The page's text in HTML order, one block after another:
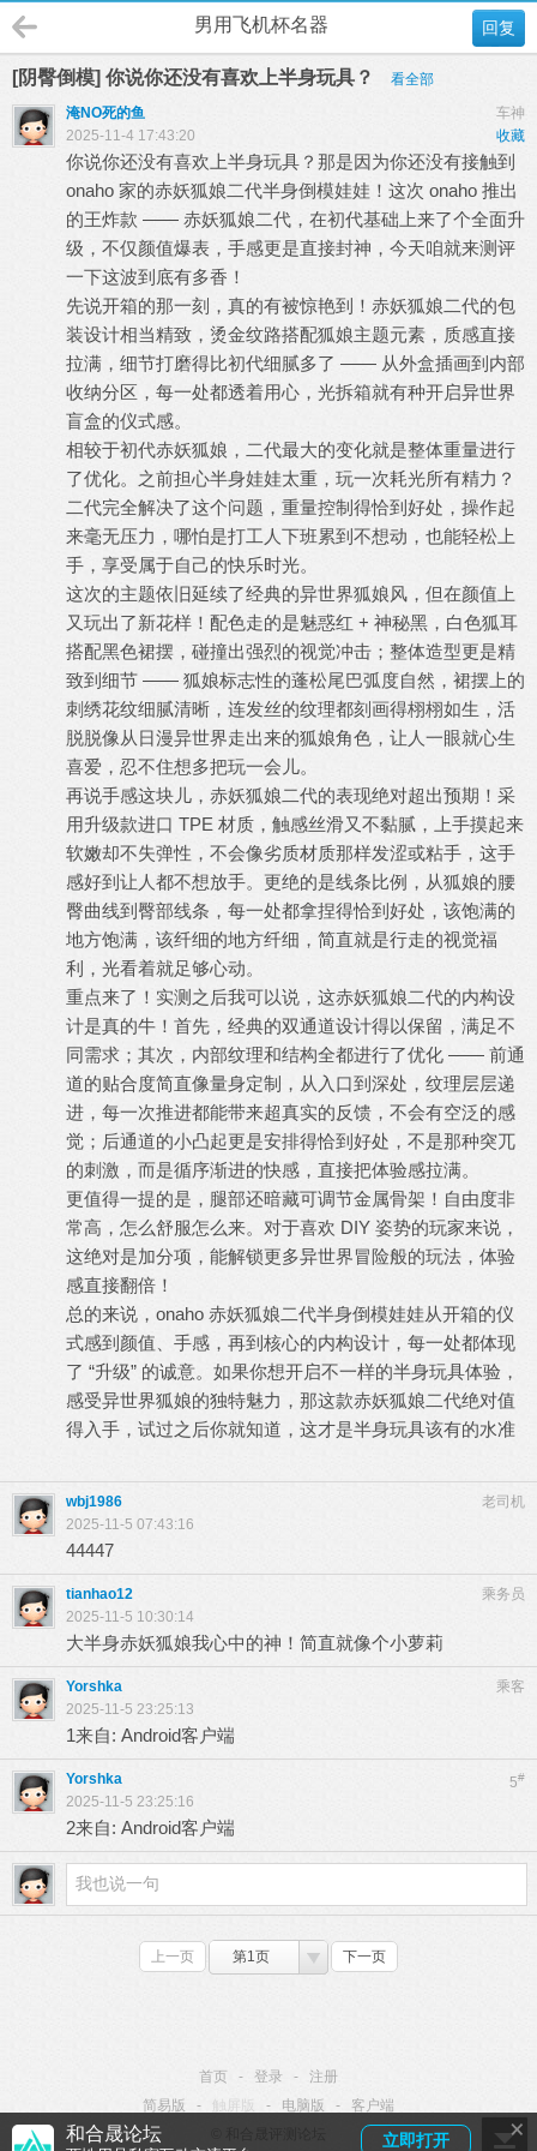
和合晟论坛 立即打开 ×
回复
男用飞机杯名器
[阴臀倒模] 你说你还没有喜欢上半身玩具？
看全部
车神
淹NO死的鱼
收藏
2025-11-4 17:43:20
你说你还没有喜欢上半身玩具？那是因为你还没有接触到
onaho 家的赤妖狐娘二代半身倒模娃娃！这次 onaho 推出
的王炸款 —— 赤妖狐娘二代，在初代基础上来了个全面升
级，不仅颜值爆表，手感更是直接封神，今天咱就来测评
一下这波到底有多香！
先说开箱的那一刻，真的有被惊艳到！赤妖狐娘二代的包
装设计相当精致，烫金纹路搭配狐娘主题元素，质感直接
拉满，细节打磨得比初代细腻多了 —— 从外盒插画到内部
收纳分区，每一处都透着用心，光拆箱就有种开启异世界
盲盒的仪式感。
相较于初代赤妖狐娘，二代最大的变化就是整体重量进行
了优化。之前担心半身娃娃太重，玩一次耗光所有精力？
二代完全解决了这个问题，重量控制得恰到好处，操作起
来毫无压力，哪怕是打工人下班累到不想动，也能轻松上
手，享受属于自己的快乐时光。
这次的主题依旧延续了经典的异世界狐娘风，但在颜值上
又玩出了新花样！配色走的是魅惑红 + 神秘黑，白色狐耳
搭配黑色裙摆，碰撞出强烈的视觉冲击；整体造型更是精
致到细节 —— 狐娘标志性的蓬松尾巴弧度自然，裙摆上的
刺绣花纹细腻清晰，连发丝的纹理都刻画得栩栩如生，活
脱脱像从日漫异世界走出来的狐娘角色，让人一眼就心生
喜爱，忍不住想多把玩一会儿。
再说手感这块儿，赤妖狐娘二代的表现绝对超出预期！采
用升级款进口 TPE 材质，触感丝滑又不黏腻，上手摸起来
软嫩却不失弹性，不会像劣质材质那样发涩或粘手，这手
感好到让人都不想放手。更绝的是线条比例，从狐娘的腰
臀曲线到臀部线条，每一处都拿捏得恰到好处，该饱满的
地方饱满，该纤细的地方纤细，简直就是行走的视觉福
利，光看着就足够心动。
重点来了！实测之后我可以说，这赤妖狐娘二代的内构设
计是真的牛！首先，经典的双通道设计得以保留，满足不
同需求；其次，内部纹理和结构全都进行了优化 —— 前通
道的贴合度简直像量身定制，从入口到深处，纹理层层递
进，每一次推进都能带来超真实的反馈，不会有空泛的感
觉；后通道的小凸起更是安排得恰到好处，不是那种突兀
的刺激，而是循序渐进的快感，直接把体验感拉满。
更值得一提的是，腿部还暗藏可调节金属骨架！自由度非
常高，怎么舒服怎么来。对于喜欢 DIY 姿势的玩家来说，
这绝对是加分项，能解锁更多异世界冒险般的玩法，体验
感直接翻倍！
总的来说，onaho 赤妖狐娘二代半身倒模娃娃从开箱的仪
式感到颜值、手感，再到核心的内构设计，每一处都体现
了 “升级” 的诚意。如果你想开启不一样的半身玩具体验，
感受异世界狐娘的独特魅力，那这款赤妖狐娘二代绝对值
得入手，试过之后你就知道，这才是半身玩具该有的水准
老司机
wbj1986
2025-11-5 07:43:16
44447
乘务员
tianhao12
2025-11-5 10:30:14
大半身赤妖狐娘我心中的神！简直就像个小萝莉
乘客
Yorshka
2025-11-5 23:25:13
1来自: Android客户端
5#
Yorshka
2025-11-5 23:25:16
2来自: Android客户端
上一页 第1页 下一页
首页 - 登录 -
注册
简易版
- 触屏版 - 电脑版 -
客户端